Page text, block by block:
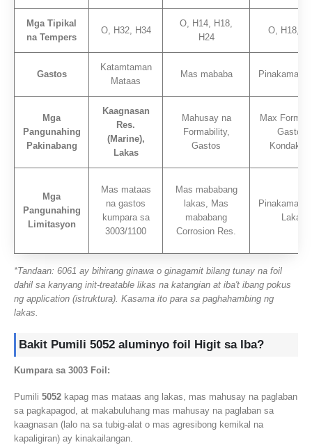
Mga Tipikal
na Tempers
O, H32, H34
O, H14, H18,
H24
O, H18,
Gastos
Katamtaman
Mataas
Mas mababa
Mga
Pangunahing
Pakinabang
Kaagnasan
Res.
(Marine),
Lakas
Mahusay na
Formability,
Gastos
Max
Gastos,
Mga
Pangunahing
Limitasyon
Mas mataas
na gastos
kumpara sa
3003/1100
Mas mababang
lakas, Mas
mababang
Corrosion Res.
Lakas
*Tandaan: 6061 ay bihirang ginawa o ginagamit bilang tunay na foil
dahil sa kanyang init-treatable likas na katangian at iba't ibang pokus
ng application (istruktura). Kasama ito para sa paghahambing ng
lakas.
Bakit Pumili 5052 aluminyo foil Higit sa Iba?
Kumpara sa 3003 Foil:
Pumili 5052 kapag mas mataas ang lakas, mas mahusay na paglaban
sa pagkapagod, at makabuluhang mas mahusay na paglaban sa
kaagnasan (lalo na sa tubig-alat o mas agresibong kemikal na
kapaligiran) ay kinakailangan.